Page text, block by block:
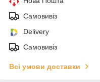
Самовивіз
Delivery
Самовивіз
Всі умови доставки